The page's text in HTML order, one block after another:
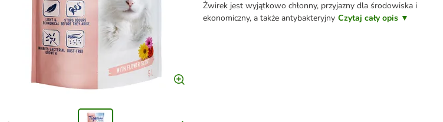
Żwirek jest wyjątkowo chłonny, przyjazny dla środowiska i
ekonomiczny, a także antybakteryjny Czytaj cały opis ▼